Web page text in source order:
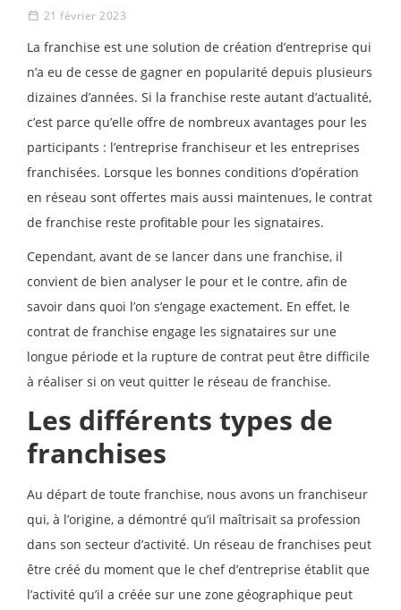
21 février 2023
La franchise est une solution de création d’entreprise qui
n’a eu de cesse de gagner en popularité depuis plusieurs
dizaines d’années. Si la franchise reste autant d’actualité,
c’est parce qu’elle offre de nombreux avantages pour les
participants : l’entreprise franchiseur et les entreprises
franchisées. Lorsque les bonnes conditions d’opération
en réseau sont offertes mais aussi maintenues, le contrat
de franchise reste profitable pour les signataires.
Cependant, avant de se lancer dans une franchise, il
convient de bien analyser le pour et le contre, afin de
savoir dans quoi l’on s’engage exactement. En effet, le
contrat de franchise engage les signataires sur une
longue période et la rupture de contrat peut être difficile
à réaliser si on veut quitter le réseau de franchise.
Les différents types de
franchises
Au départ de toute franchise, nous avons un franchiseur
qui, à l’origine, a démontré qu’il maîtrisait sa profession
dans son secteur d’activité. Un réseau de franchises peut
être créé du moment que le chef d’entreprise établit que
l’activité qu’il a créée sur une zone géographique peut